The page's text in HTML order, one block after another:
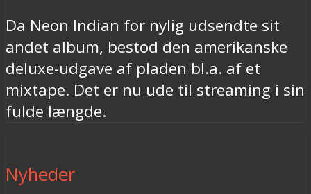
Da Neon Indian for nylig udsendte sit
andet album, bestod den amerikanske
deluxe-udgave af pladen bl.a. af et
mixtape. Det er nu ude til streaming i sin
fulde længde.
Nyheder